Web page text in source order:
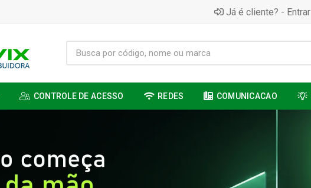
Já é cliente? - Entrar
CONTROLE DE ACESSO REDES COMUNICACAO